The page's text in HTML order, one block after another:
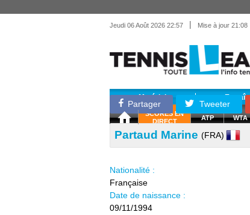
Jeudi 06 Août 2026 22:57 | Mise à jour 21:08
Matériel
SCORES EN
DIRECT
ATP WTA
Partager Tweeter
Partaud Marine (FRA)
Nationalité :
Française
Date de naissance :
09/11/1994